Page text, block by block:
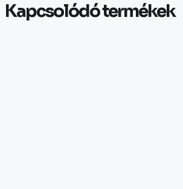
Kapcsolódó termékek